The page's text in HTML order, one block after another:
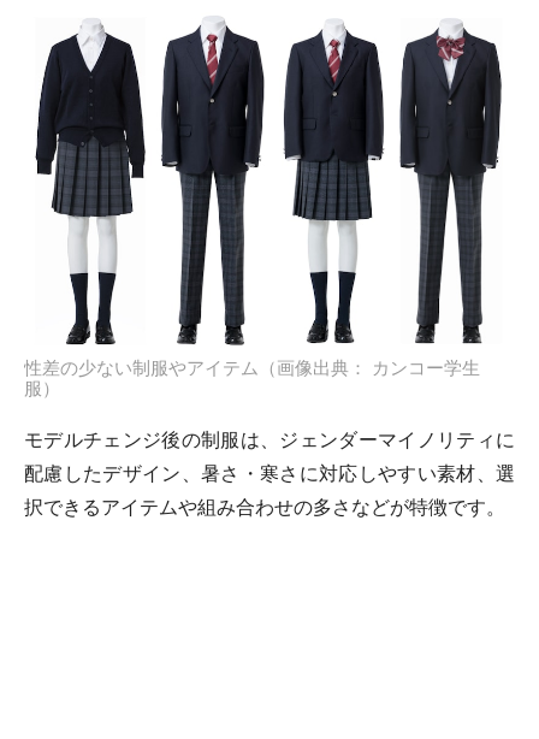
性差の少ない制服やアイテム（画像出典： カンコー学生
服）
モデルチェンジ後の制服は、ジェンダーマイノリティに
配慮したデザイン、暑さ・寒さに対応しやすい素材、選
択できるアイテムや組み合わせの多さなどが特徴です。